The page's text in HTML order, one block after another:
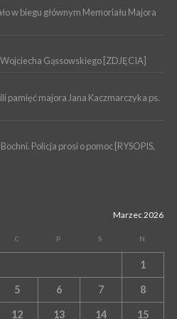
na wykonanie dokumentacji
Dołuszyckiej
w biegu głównym Memoriału Majora
Gąssowskiego [ZDJĘCIA]
pamięć majora Jana Kaczmarczyka ps.
Policja prosi o pomoc [RYSOPIS,
Marzec 2026
C P S N
1
5 6 7 8
12 13 14 15